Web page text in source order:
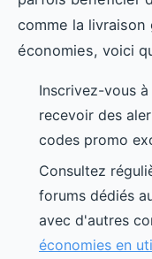
comme la livraison
économies, voici
Inscrivez-vous
recevoir des
codes promo
Consultez
forums dédiés
avec d'autres
économies en